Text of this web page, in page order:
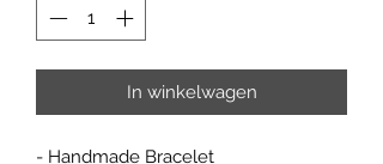
In winkelwagen
- Handmade Bracelet